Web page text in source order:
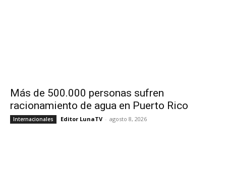
Más de 500.000 personas sufren
racionamiento de agua en Puerto Rico
Internacionales Editor LunaTV - agosto 8, 2026